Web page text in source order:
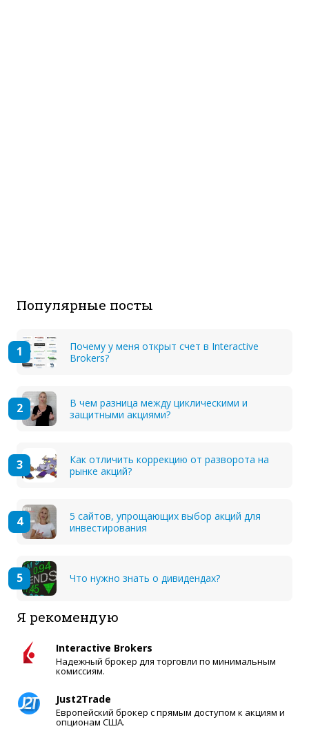
Популярные посты
Почему у меня открыт счет в Interactive
Brokers?
В чем разница между циклическими и
защитными акциями?
Как отличить коррекцию от разворота на
рынке акций?
5 сайтов, упрощающих выбор акций для
инвестирования
Что нужно знать о дивидендах?
Я рекомендую
Interactive Brokers
Надежный брокер для торговли по минимальным
комиссиям.
Just2Trade
Европейский брокер с прямым доступом к акциям и
опционам США.